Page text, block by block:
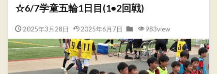
☆6/7学童五輪1日目(1•2回戦)
2025年3月28日 2025年6月7日 983view